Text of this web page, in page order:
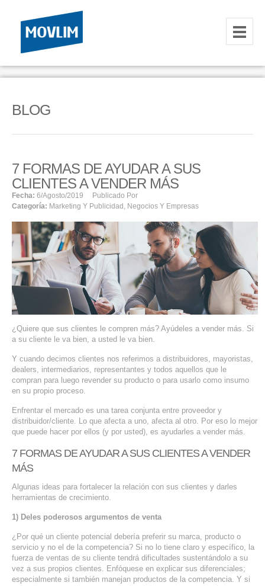
INICIO
HOSTING
HOSTING
RESELLER
SERVIDORES VPS
SERVIDORES VPS WINDOWS
SERVIDORES DEDICADOS
AGENCIA DIGITAL
PAGINAS WEB PARA NEGOCIOS
PAGINA WEB CON CATÁLOGO DE PRODUCTOS
PAGINAS WEB A MEDIDA
APPS PARA NEGOCIOS
SISTEMAS PARA NEGOCIOS Y EMPRESAS
MARKETING DIGITAL
EMAIL MARKETING
SERVICIOS DE TI
ASESORÍA TECNOLÓGICA
BLOG
7 FORMAS DE AYUDAR A SUS
CLIENTES A VENDER MÁS
Fecha: 6/agosto/2019
Publicado Por
Categoría: Marketing Y Publicidad , Negocios Y Empresas
¿Quiere que sus clientes le compren más? Ayúdeles a vender más. Si
a su cliente le va bien, a usted le va bien.
Y cuando decimos clientes nos referimos a distribuidores, mayoristas,
dealers, intermediarios, representantes y todos aquellos que le
compran para luego revender su producto o para usarlo como insumo
en su propio proceso.
Enfrentar el mercado es una tarea conjunta entre proveedor y
distribuidor/cliente. Lo que afecta a uno, afecta al otro. Por eso lo mejor
que puede hacer por ellos (y por usted), es ayudarles a vender más.
7 FORMAS DE AYUDAR A SUS CLIENTES A VENDER
MÁS
Algunas ideas para fortalecer la relación con sus clientes y darles
herramientas de crecimiento.
1) Deles poderosos argumentos de venta
¿Por qué un cliente potencial debería preferir su marca, producto o
servicio y no el de la competencia? Si no lo tiene claro y específico, la
fuerza de ventas de su cliente tendrá dificultades sustentándolo a su
vez a sus propios clientes. Enfóquese en explicar sus diferenciales;
especialmente si también manejan productos de la competencia. Y si